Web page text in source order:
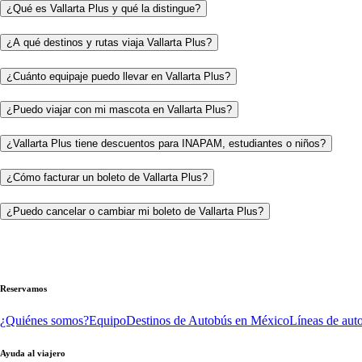
¿Qué es Vallarta Plus y qué la distingue?
¿A qué destinos y rutas viaja Vallarta Plus?
¿Cuánto equipaje puedo llevar en Vallarta Plus?
¿Puedo viajar con mi mascota en Vallarta Plus?
¿Vallarta Plus tiene descuentos para INAPAM, estudiantes o niños?
¿Cómo facturar un boleto de Vallarta Plus?
¿Puedo cancelar o cambiar mi boleto de Vallarta Plus?
Reservamos
¿Quiénes somos?EquipoDestinos de Autobús en MéxicoLíneas de
Ayuda al viajero